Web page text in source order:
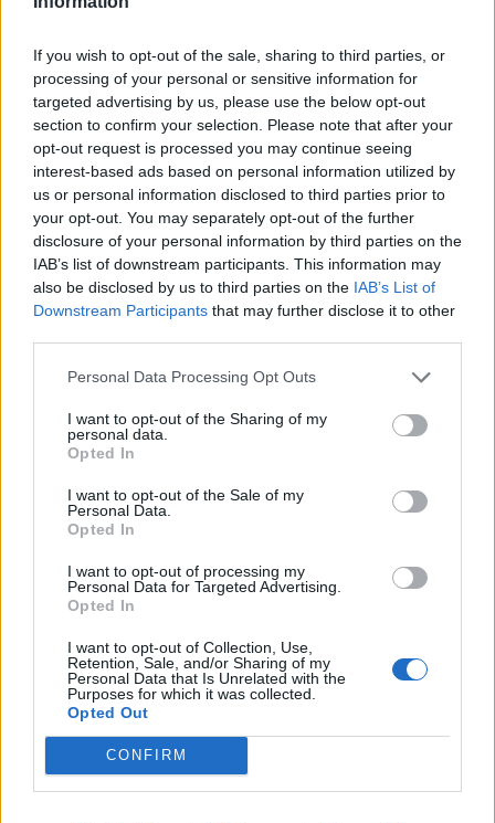
If you wish to opt-out of the sale, sharing to third parties, or
processing of your personal or sensitive information for
targeted advertising by us, please use the below opt-out
section to confirm your selection. Please note that after your
opt-out request is processed you may continue seeing
interest-based ads based on personal information utilized by
us or personal information disclosed to third parties prior to
your opt-out. You may separately opt-out of the further
disclosure of your personal information by third parties on the
IAB’s list of downstream participants. This information may
also be disclosed by us to third parties on the IAB’s List of
Downstream Participants that may further disclose it to other
Personal Data Processing Opt Outs
I want to opt-out of the Sharing of my
personal data.
Opted In
I want to opt-out of the Sale of my
Personal Data.
Opted In
I want to opt-out of processing my
Personal Data for Targeted Advertising.
Opted In
I want to opt-out of Collection, Use,
Retention, Sale, and/or Sharing of my
Personal Data that Is Unrelated with the
Purposes for which it was collected.
Opted Out
CONFIRM
Facebook
Twitter
Tags:ΑΝΔΡΕΑΣ ΞΑΝΘΟΣ,ΚΟΥΡΟΥΜΠΛΗΣ
ΡΕΠΟΡΤΑΖ ΥΓΕΙΑΣ,ΥΠΟΥΡΓΕΙΟ ΕΣΩΤΕΡΙΚΩΝ,
ΕΙΔΗΣΕΙΣ
ΨΥΧΙΚΗ ΥΓΕΙΑ
ΕΠΙΧΕΙΡΕΙΝ
TIPS
HEALTH TALKS